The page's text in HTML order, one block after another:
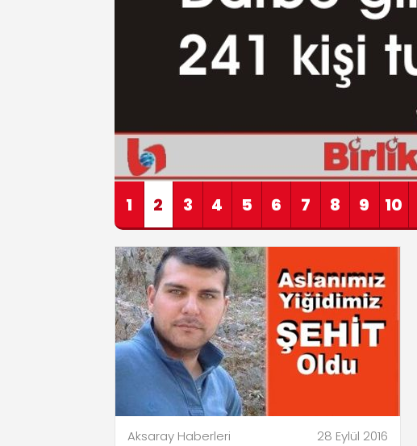
1 2 3 4 5 6 7 8 9 10
Aksaray Haberleri
28 Eylül 2016